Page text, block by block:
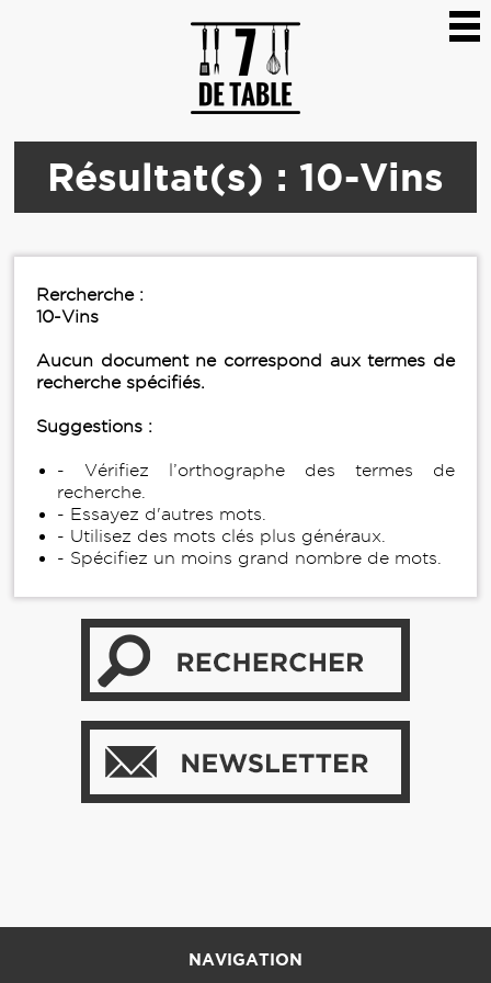
Résultat(s) : 10-Vins
Rercherche :
10-Vins
Aucun document ne correspond aux termes de
recherche spécifiés.
Suggestions :
- Vérifiez l’orthographe des termes de
recherche.
- Essayez d'autres mots.
- Utilisez des mots clés plus généraux.
- Spécifiez un moins grand nombre de mots.
NAVIGATION